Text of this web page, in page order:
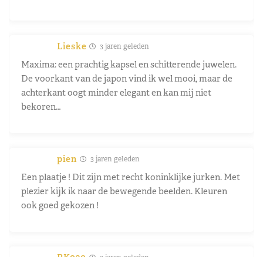
Lieske 3 jaren geleden
Maxima: een prachtig kapsel en schitterende juwelen.
De voorkant van de japon vind ik wel mooi, maar de
achterkant oogt minder elegant en kan mij niet
bekoren…
pien 3 jaren geleden
Een plaatje ! Dit zijn met recht koninklijke jurken. Met
plezier kijk ik naar de bewegende beelden. Kleuren
ook goed gekozen !